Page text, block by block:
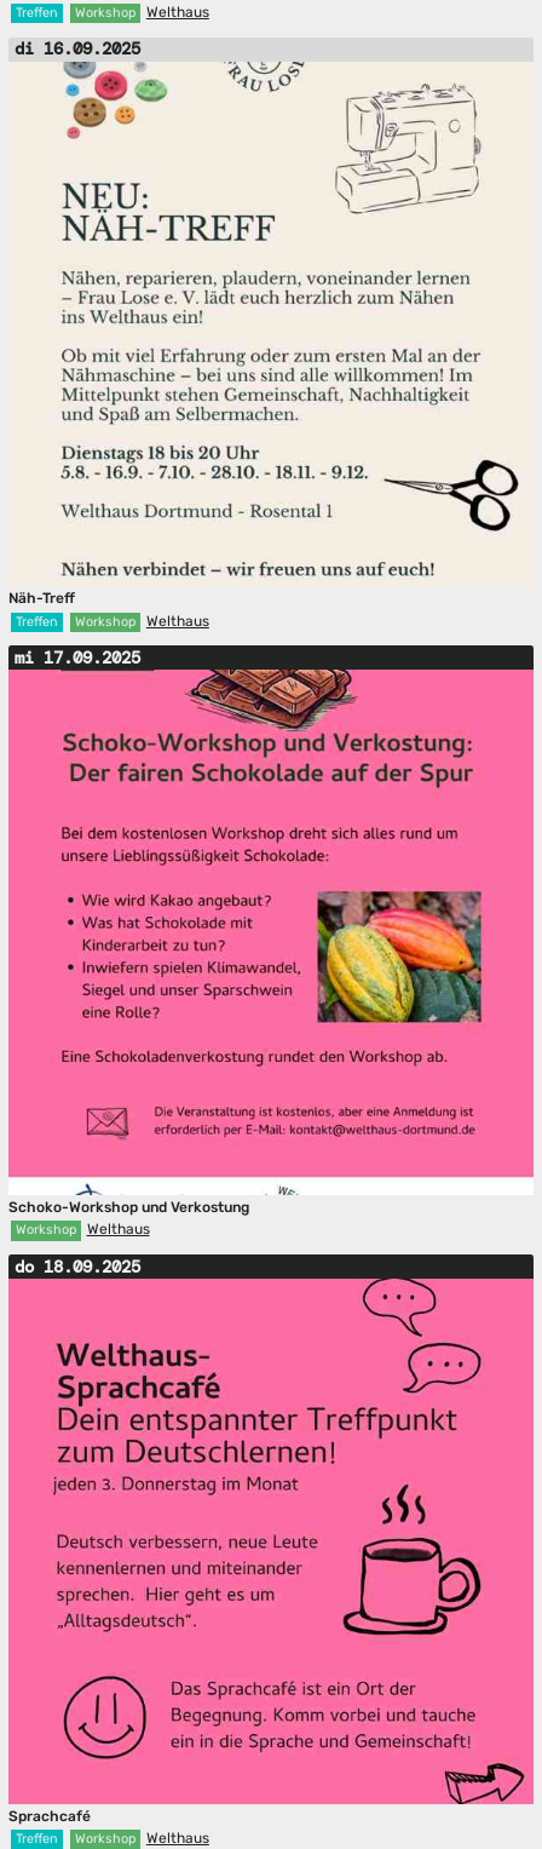
Treffen Workshop Welthaus
di 16.09.2025
Näh-Treff
Treffen Workshop Welthaus
mi 17.09.2025
Schoko-Workshop und Verkostung
Workshop Welthaus
do 18.09.2025
Sprachcafé
Treffen Workshop Welthaus